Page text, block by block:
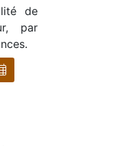
de
par